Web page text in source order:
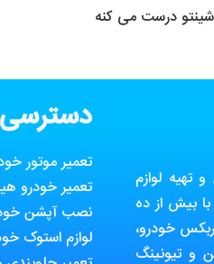
درست می کنه
لوازم
بیش از ده
خودرو،
و تیونینگ
تعمیر موتور
تعمیر خودرو
نصب آپشن
لوازم استوک